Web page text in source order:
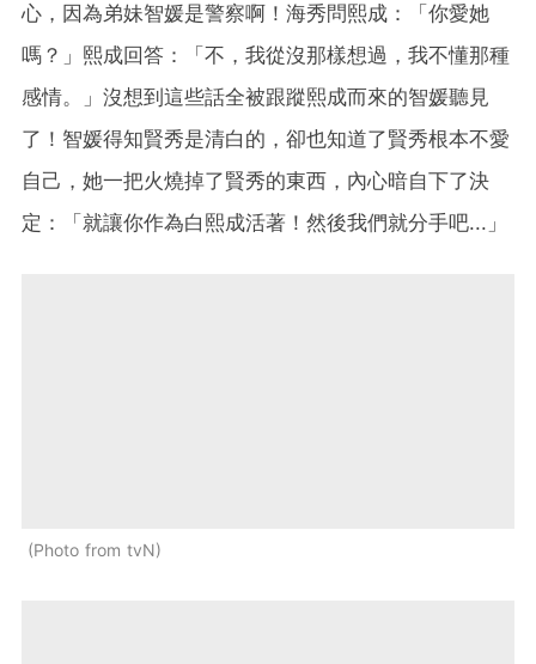
心，因為弟妹智媛是警察啊！海秀問熙成：「你愛她
嗎？」熙成回答：「不，我從沒那樣想過，我不懂那種
感情。」沒想到這些話全被跟蹤熙成而來的智媛聽見
了！智媛得知賢秀是清白的，卻也知道了賢秀根本不愛
自己，她一把火燒掉了賢秀的東西，內心暗自下了決
定：「就讓你作為白熙成活著！然後我們就分手吧...」
Photo from tvN